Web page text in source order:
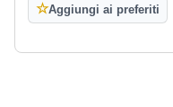
☆Aggiungi ai preferiti